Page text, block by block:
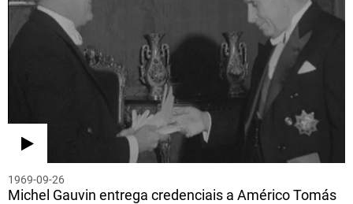
1969-09-26
Michel Gauvin entrega credenciais a Américo Tomás